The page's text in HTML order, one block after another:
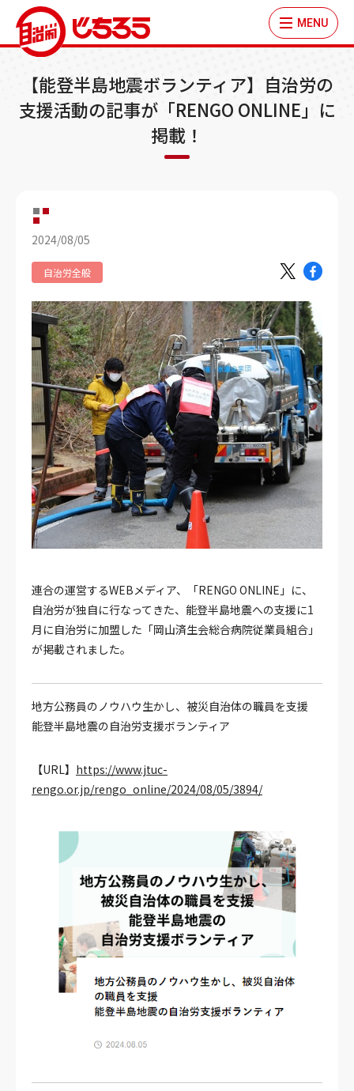
MENU
【能登半島地震ボランティア】自治労の
支援活動の記事が「RENGO ONLINE」に
掲載！
2024/08/05
自治労全般
連合の運営するWEBメディア、「RENGO ONLINE」に、
自治労が独自に行なってきた、能登半島地震への支援に1
月に自治労に加盟した「岡山済生会総合病院従業員組合」
が掲載されました。
地方公務員のノウハウ生かし、被災自治体の職員を支援
能登半島地震の自治労支援ボランティア
【URL】 https://www.jtuc-
rengo.or.jp/rengo_online/2024/08/05/3894/